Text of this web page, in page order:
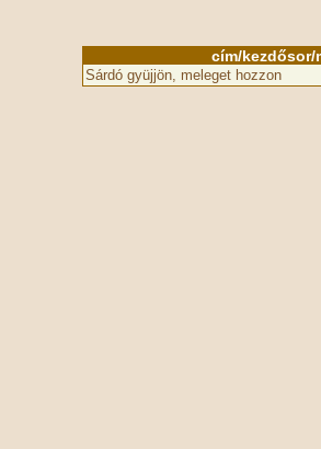
cím/kezdősor/
Sárdó gyüjjön, meleget hozzon